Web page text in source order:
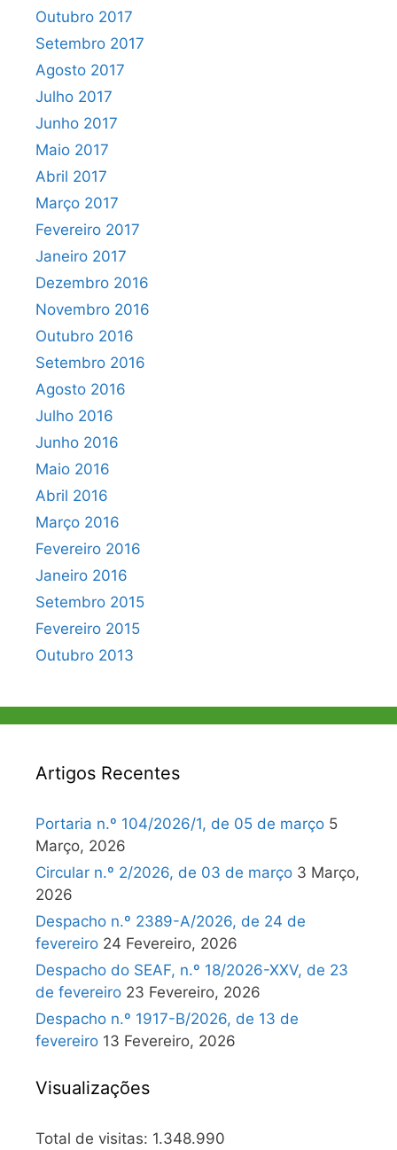
Outubro 2017
Setembro 2017
Agosto 2017
Julho 2017
Junho 2017
Maio 2017
Abril 2017
Março 2017
Fevereiro 2017
Janeiro 2017
Dezembro 2016
Novembro 2016
Outubro 2016
Setembro 2016
Agosto 2016
Julho 2016
Junho 2016
Maio 2016
Abril 2016
Março 2016
Fevereiro 2016
Janeiro 2016
Setembro 2015
Fevereiro 2015
Outubro 2013
Artigos Recentes
Portaria n.º 104/2026/1, de 05 de março 5
Março, 2026
Circular n.º 2/2026, de 03 de março 3 Março,
2026
Despacho n.º 2389-A/2026, de 24 de
fevereiro 24 Fevereiro, 2026
Despacho do SEAF, n.º 18/2026-XXV, de 23
de fevereiro 23 Fevereiro, 2026
Despacho n.º 1917-B/2026, de 13 de
fevereiro 13 Fevereiro, 2026
Visualizações
Total de visitas: 1.348.990